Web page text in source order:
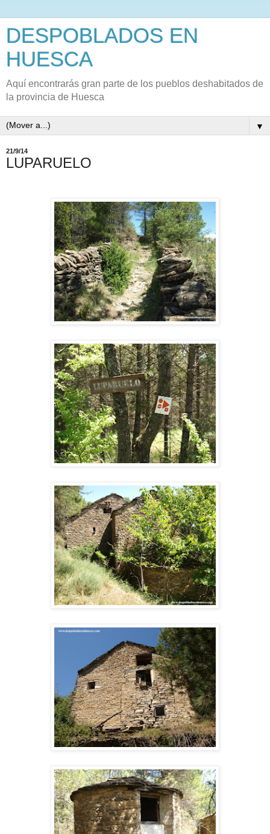
DESPOBLADOS EN
HUESCA
Aquí encontrarás gran parte de los pueblos deshabitados de
la provincia de Huesca
▼
21/9/14
LUPARUELO